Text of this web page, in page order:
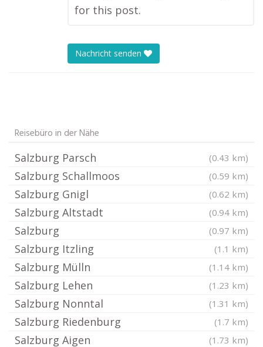
for this post.
Nachricht senden
Reisebüro in der Nähe
Salzburg Parsch (0.43 km)
Salzburg Schallmoos (0.59 km)
Salzburg Gnigl (0.62 km)
Salzburg Altstadt (0.94 km)
Salzburg (0.97 km)
Salzburg Itzling (1.1 km)
Salzburg Mülln (1.14 km)
Salzburg Lehen (1.23 km)
Salzburg Nonntal (1.31 km)
Salzburg Riedenburg (1.7 km)
Salzburg Aigen (1.73 km)